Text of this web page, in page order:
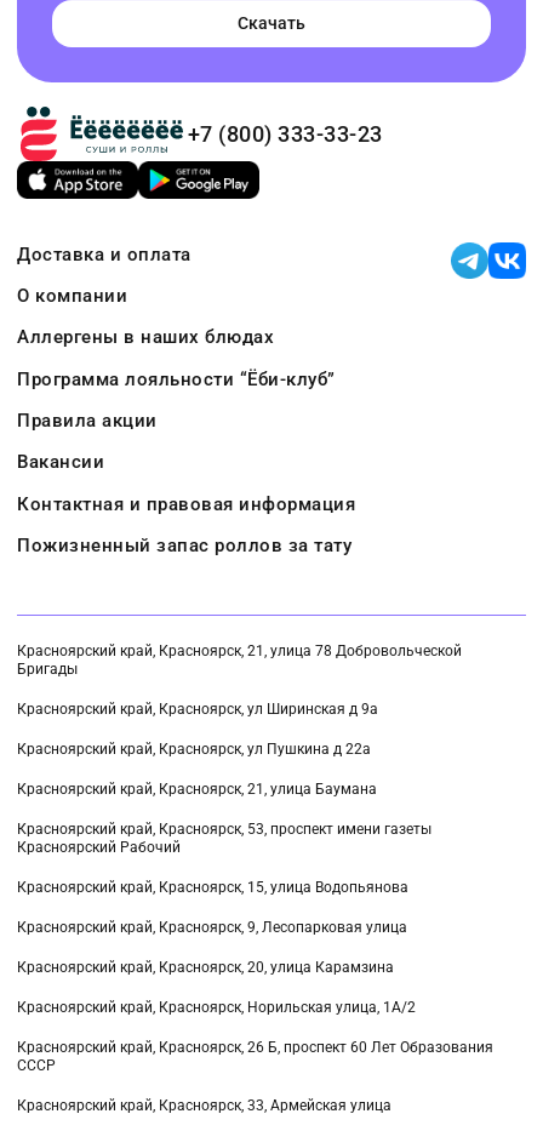
Скачать
+7 (800) 333-33-23
Доставка и оплата
О компании
Аллергены в наших блюдах
Программа лояльности “Ёби-клуб”
Правила акции
Вакансии
Контактная и правовая информация
Пожизненный запас роллов за тату
Красноярский край, Красноярск, 21, улица 78 Добровольческой
Бригады
Красноярский край, Красноярск, ул Ширинская д 9а
Красноярский край, Красноярск, ул Пушкина д 22а
Красноярский край, Красноярск, 21, улица Баумана
Красноярский край, Красноярск, 53, проспект имени газеты
Красноярский Рабочий
Красноярский край, Красноярск, 15, улица Водопьянова
Красноярский край, Красноярск, 9, Лесопарковая улица
Красноярский край, Красноярск, 20, улица Карамзина
Красноярский край, Красноярск, Норильская улица, 1А/2
Красноярский край, Красноярск, 26 Б, проспект 60 Лет Образования
СССР
Красноярский край, Красноярск, 33, Армейская улица